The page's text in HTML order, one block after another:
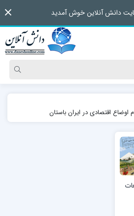
دانش آنلاین خوش آمدید
اقتصادی در ایران باستان